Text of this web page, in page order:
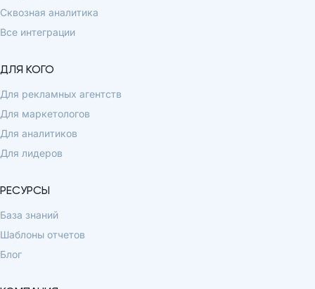
Сквозная аналитика
Все интеграции
ДЛЯ КОГО
Для рекламных агентств
Для маркетологов
Для аналитиков
Для лидеров
РЕСУРСЫ
База знаний
Шаблоны отчетов
Блог